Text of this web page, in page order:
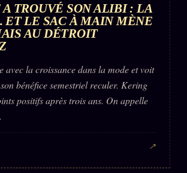
TROUVÉ SON ALIBI : LA
ET LE SAC À MAIN MÈNE
AU DÉTROIT
avec la croissance dans la mode et voit
bénéfice semestriel reculer. Kering
positifs après trois ans. On appelle
↗